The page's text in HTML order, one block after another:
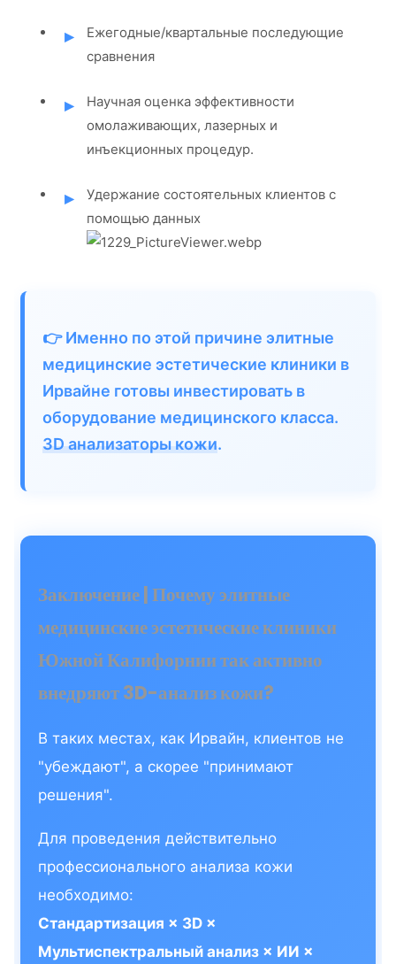
Ежегодные/квартальные последующие
сравнения
Научная оценка эффективности
омолаживающих, лазерных и
инъекционных процедур.
Удержание состоятельных клиентов с
помощью данных
👉 Именно по этой причине элитные
медицинские эстетические клиники в
Ирвайне готовы инвестировать в
оборудование медицинского класса.
3D анализаторы кожи.
Заключение | Почему элитные
медицинские эстетические клиники
Южной Калифорнии так активно
внедряют 3D-анализ кожи?
В таких местах, как Ирвайн, клиентов не
"убеждают", а скорее "принимают
решения".
Для проведения действительно
профессионального анализа кожи
необходимо:
Стандартизация × 3D ×
Мультиспектральный анализ × ИИ ×